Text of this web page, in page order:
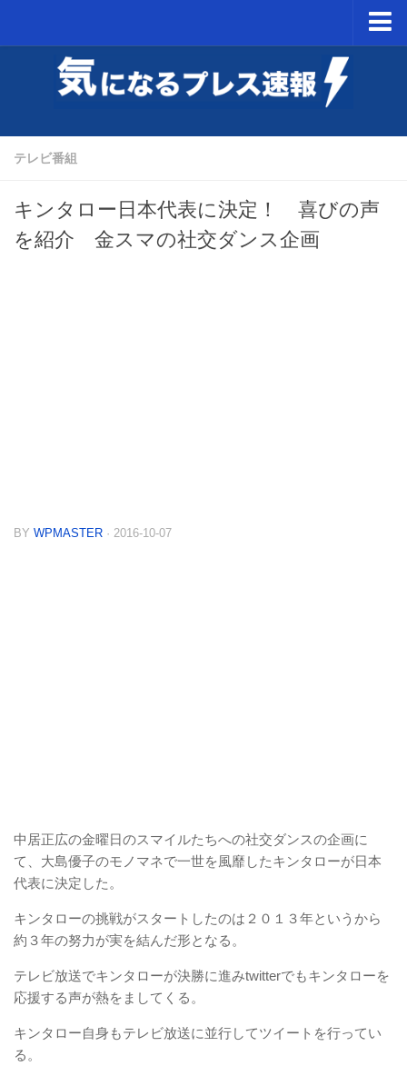
NintendoSwitch
ミニスーパーファミコン予約開始日
テレビ番組
キンタロー日本代表に決定！ 喜びの声
を紹介 金スマの社交ダンス企画
BY WPMASTER · 2016-10-07
中居正広の金曜日のスマイルたちへの社交ダンスの企画に
て、大島優子のモノマネで一世を風靡したキンタローが日本
代表に決定した。
キンタローの挑戦がスタートしたのは２０１３年というから
約３年の努力が実を結んだ形となる。
テレビ放送でキンタローが決勝に進みtwitterでもキンタローを
応援する声が熱をましてくる。
キンタロー自身もテレビ放送に並行してツイートを行ってい
る。